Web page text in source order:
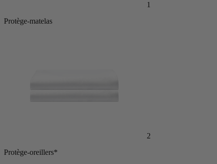
1
Protège-matelas
2
Protège-oreillers*